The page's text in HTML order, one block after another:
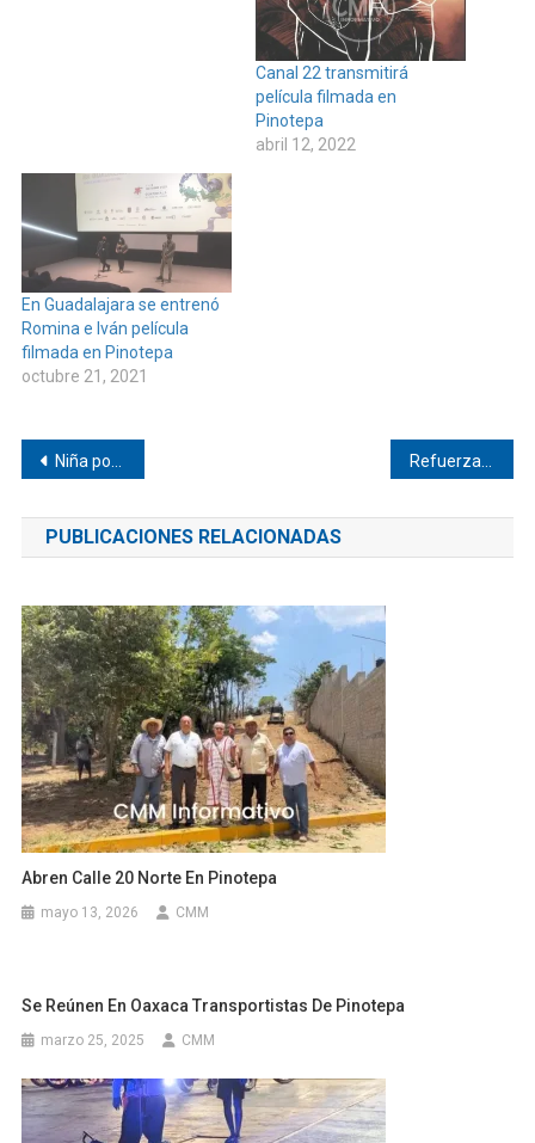
Canal 22 transmitirá
película filmada en
Pinotepa
abril 12, 2022
En Guadalajara se entrenó
Romina e Iván película
filmada en Pinotepa
octubre 21, 2021
Navegación
de
entradas
Niña podría morir si es deportada a Pinotepa Refuerzan operativos de seguridad en municipios de la Costa
PUBLICACIONES RELACIONADAS
Abren Calle 20 Norte En Pinotepa
mayo 13, 2026 CMM
Se Reúnen En Oaxaca Transportistas De Pinotepa
marzo 25, 2025 CMM